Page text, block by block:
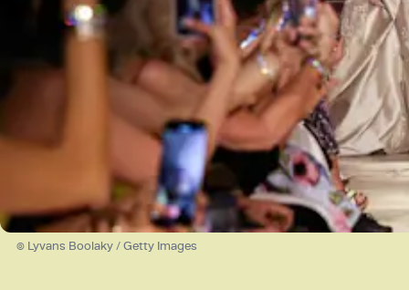
© Lyvans Boolaky / Getty Images